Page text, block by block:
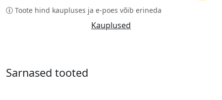
Toote hind kaupluses ja e-poes võib erineda
Kauplused
Sarnased tooted